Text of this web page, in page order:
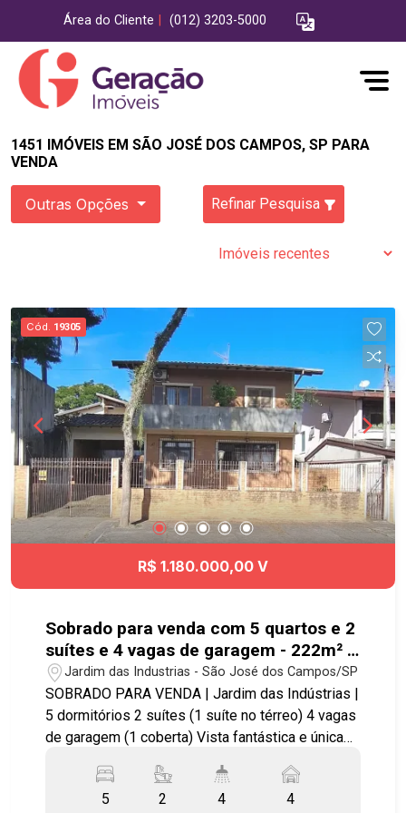
Área do Cliente (012) 3203-5000
1451 IMÓVEIS EM SÃO JOSÉ DOS CAMPOS, SP PARA
VENDA
Outras Opções Refinar Pesquisa
Cód. 19305
R$ 1.180.000,00 V
Sobrado para venda com 5 quartos e 2
suítes e 4 vagas de garagem - 222m² -
Jardim das Indústrias
Jardim das Industrias - São José dos Campos/SP
SOBRADO PARA VENDA | Jardim das Indústrias |
5 dormitórios 2 suítes (1 suíte no térreo) 4 vagas
de garagem (1 coberta) Vista fantástica e única
Imóvel possui: - 05 dormitórios, 2 suítes com
sacada, sala de estar e jantar, cozinha, área de
5 2 4 4